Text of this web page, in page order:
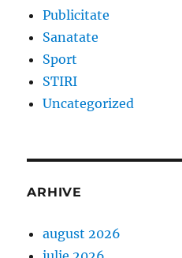
Publicitate
Sanatate
Sport
STIRI
Uncategorized
ARHIVE
august 2026